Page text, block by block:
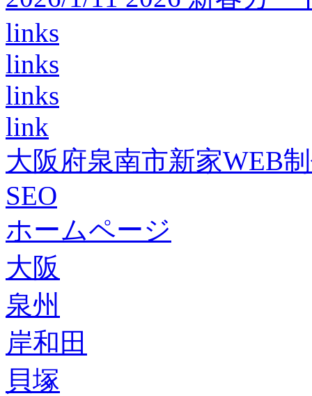
links
links
links
link
大阪府泉南市新家WEB
SEO
ホームページ
大阪
泉州
岸和田
貝塚